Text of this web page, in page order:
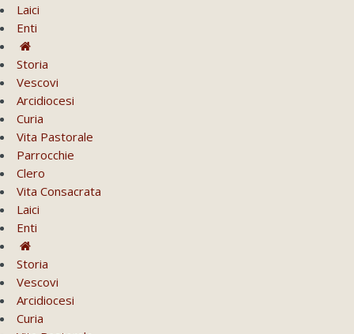
Laici
Enti
Storia
Vescovi
Arcidiocesi
Curia
Vita Pastorale
Parrocchie
Clero
Vita Consacrata
Laici
Enti
Storia
Vescovi
Arcidiocesi
Curia